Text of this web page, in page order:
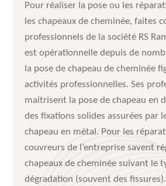
Pour réaliser la pose ou les
les chapeaux de cheminée, faites
professionnels de la société RS
est opérationnelle depuis de
la pose de chapeau de cheminée
activités professionnelles. Ses
maitrisent la pose de chapeau en
des fixations solides assurées par
chapeau en métal. Pour les
couvreurs de l’entreprise savent
chapeaux de cheminée suivant le
dégradation (souvent des fissures).